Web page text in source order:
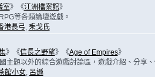
室》《江洲檔案館》
等各類論壇遊戲。
港長弓, 耒戈氏
》《信長之野望》《Age of Empires》
主題以外的綜合遊戲討論區，遊戲介紹、分享
館小女, 呂遜